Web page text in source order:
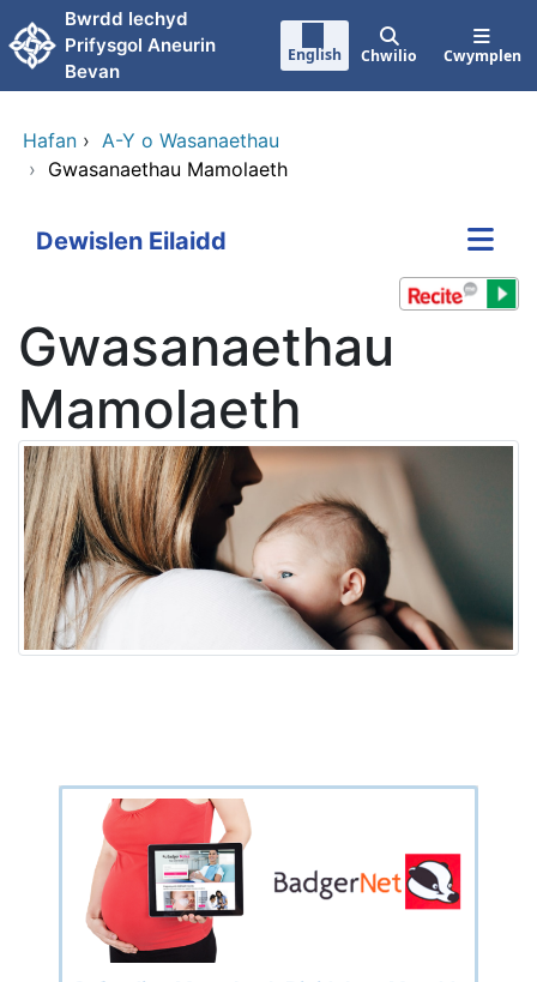
Neidio i'r prif gynnwy
Bwrdd Iechyd
Prifysgol Aneurin
Bevan
English Chwilio Cwymplen
Hafan › A-Y o Wasanaethau
› Gwasanaethau Mamolaeth
Dewislen Eilaidd
Gwasanaethau
Mamolaeth